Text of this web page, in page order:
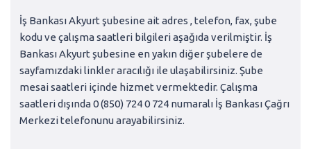
İş Bankası Akyurt şubesine ait adres , telefon, fax, şube
kodu ve çalışma saatleri bilgileri aşağıda verilmiştir. İş
Bankası Akyurt şubesine en yakın diğer şubelere de
sayfamızdaki linkler aracılığı ile ulaşabilirsiniz. Şube
mesai saatleri içinde hizmet vermektedir. Çalışma
saatleri dışında 0 (850) 724 0 724 numaralı İş Bankası Çağrı
Merkezi telefonunu arayabilirsiniz.